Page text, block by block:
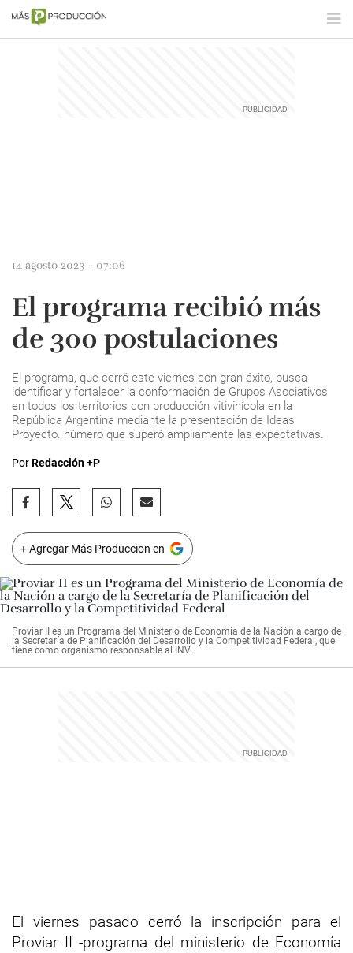
14 agosto 2023 - 07:06
El programa recibió más
de 300 postulaciones
El programa, que cerró este viernes con gran éxito, busca
identificar y fortalecer la conformación de Grupos Asociativos
en todos los territorios con producción vitivinícola en la
República Argentina mediante la presentación de Ideas
Proyecto. número que superó ampliamente las expectativas.
PorRedacción +P
+ Agregar Más Produccion en
Proviar II es un Programa del Ministerio de Economía de la Nación a cargo de
la Secretaría de Planificación del Desarrollo y la Competitividad Federal, que
tiene como organismo responsable al INV.
El viernes pasado cerró la inscripción para el
Proviar II -programa del ministerio de Economía